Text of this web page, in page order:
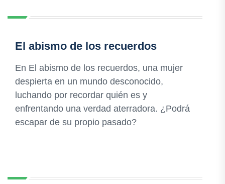
El abismo de los recuerdos
En El abismo de los recuerdos, una mujer
despierta en un mundo desconocido,
luchando por recordar quién es y
enfrentando una verdad aterradora. ¿Podrá
escapar de su propio pasado?